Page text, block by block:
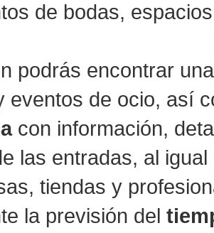
de bodas,
podrás encontrar
eventos de ocio, así
con información,
las entradas, al
tiendas y
la previsión del